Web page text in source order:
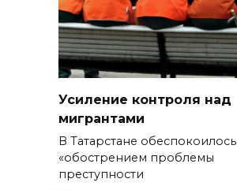
Усиление контроля над
мигрантами
В Татарстане обеспокоилось
«обострением проблемы
преступности